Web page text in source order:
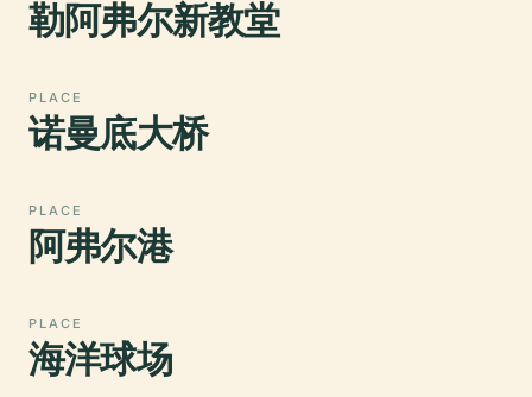
勒阿弗尔新教堂
PLACE
诺曼底大桥
PLACE
阿弗尔港
PLACE
海洋球场